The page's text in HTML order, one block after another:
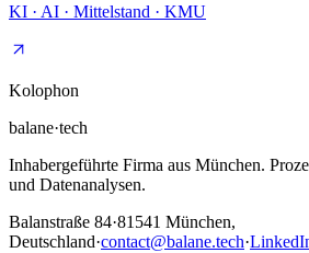
KI · AI · Mittelstand · KMU
Kolophon
balane·tech
Inhabergeführte Firma aus München.
und Datenanalysen.
Balanstraße 84·81541 München,
Deutschland·contact@balane.tech·